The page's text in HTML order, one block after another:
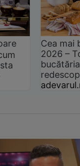
Cea mai
2026 –